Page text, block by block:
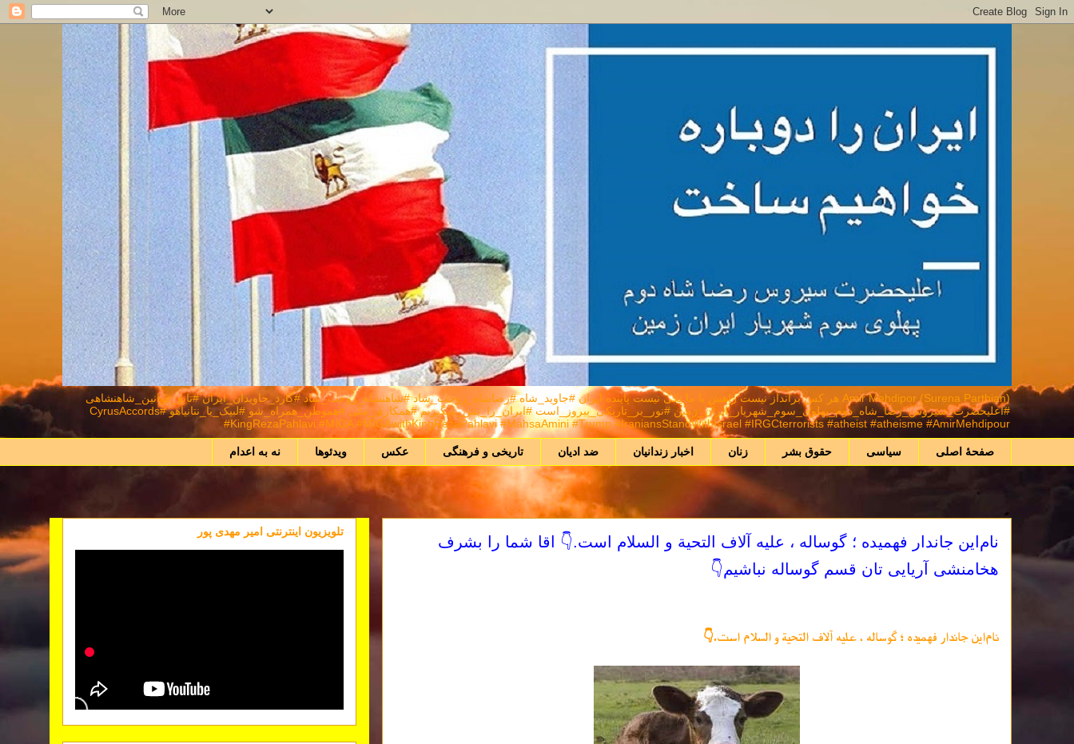
Amir Mehdipor (Surena Parthian) هر كس برانداز نيست راهش با ما يكی نيست پاینده ایران #جاوید_شاه #رضاشاه_روحت_شاد #شاهنشاه_روحت_شاد #گارد_جاویدان_ایران #تابع_قوانین_شاهنشاهی
#اعلیحضرت_سیروس_رضا_شاه_دوم_پهلوی_سوم_شهریار_ایران_زمین #نور_بر_تاریکی_پیروز_است #ایران_را_پس_میگیریم #همکاری_ملی⁩ #هموطن_همراه_شو #لبیک_یا_نتانیاهو #CyrusAccords
#KingRezaPahlavi #MIGA #MIGAwithKingRezaPahlavi #MahsaAmini #Trump #IraniansStandWithIsrael #IRGCterrorists #atheist #atheisme #AmirMehdipour
صفحهٔ اصلی سیاسی حقوق بشر زنان اخبار زندانیان ضد ادیان تاریخی و فرهنگی عکس ویدئوها نه به اعدام
نام‌این جاندار فهمیده ؛ گوساله ، علیه آلاف التحیة و السلام است.👇 اقا شما را بشرف
هخامنشی آریایی تان قسم گوساله نباشیم👇
نام‌این جاندار فهمیده ؛ گوساله ، علیه آلاف التحیة و السلام است.👇
تلویزیون اینترنتی امیر مهدی پور